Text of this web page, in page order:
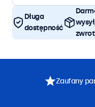
Długa
dostępność
Zaufany